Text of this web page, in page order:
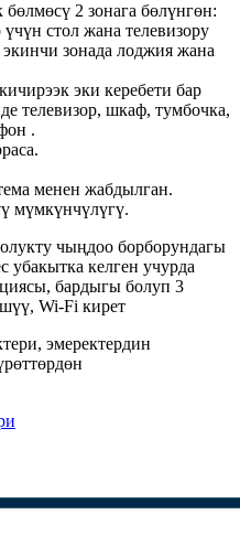
2 зонага бөлүнгөн:
стол жана телевизору
зонада лоджия жана
эки керебети бар
телевизор, шкаф, тумбочка,
.
менен жабдылган.
мүмкүнчүлүгү.
чыңдоо борборундагы
убакытка келген учурда
бардыгы болуп 3
Wi-Fi кирет
эмеректердин